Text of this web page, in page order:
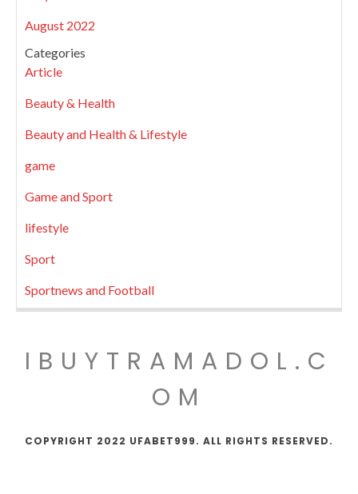
August 2022
Categories
Article
Beauty & Health
Beauty and Health & Lifestyle
game
Game and Sport
lifestyle
Sport
Sportnews and Football
IBUYTRAMADOL.C
OM
COPYRIGHT 2022 UFABET999. ALL RIGHTS RESERVED.